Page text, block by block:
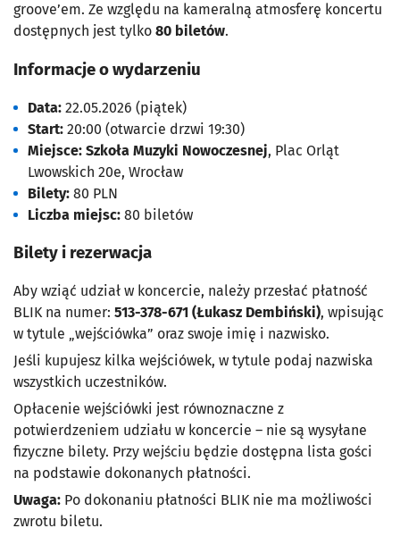
groove’em. Ze względu na kameralną atmosferę koncertu
dostępnych jest tylko 80 biletów.
Informacje o wydarzeniu
Data: 22.05.2026 (piątek)
Start: 20:00 (otwarcie drzwi 19:30)
Miejsce: Szkoła Muzyki Nowoczesnej, Plac Orląt
Lwowskich 20e, Wrocław
Bilety: 80 PLN
Liczba miejsc: 80 biletów
Bilety i rezerwacja
Aby wziąć udział w koncercie, należy przesłać płatność
BLIK na numer: 513-378-671 (Łukasz Dembiński), wpisując
w tytule „wejściówka” oraz swoje imię i nazwisko.
Jeśli kupujesz kilka wejściówek, w tytule podaj nazwiska
wszystkich uczestników.
Opłacenie wejściówki jest równoznaczne z
potwierdzeniem udziału w koncercie – nie są wysyłane
fizyczne bilety. Przy wejściu będzie dostępna lista gości
na podstawie dokonanych płatności.
Uwaga: Po dokonaniu płatności BLIK nie ma możliwości
zwrotu biletu.